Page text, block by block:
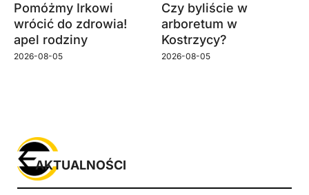
Pomóżmy Irkowi
wrócić do zdrowia!
apel rodziny
2026-08-05
Czy byliście w
arboretum w
Kostrzycy?
2026-08-05
AKTUALNOŚCI